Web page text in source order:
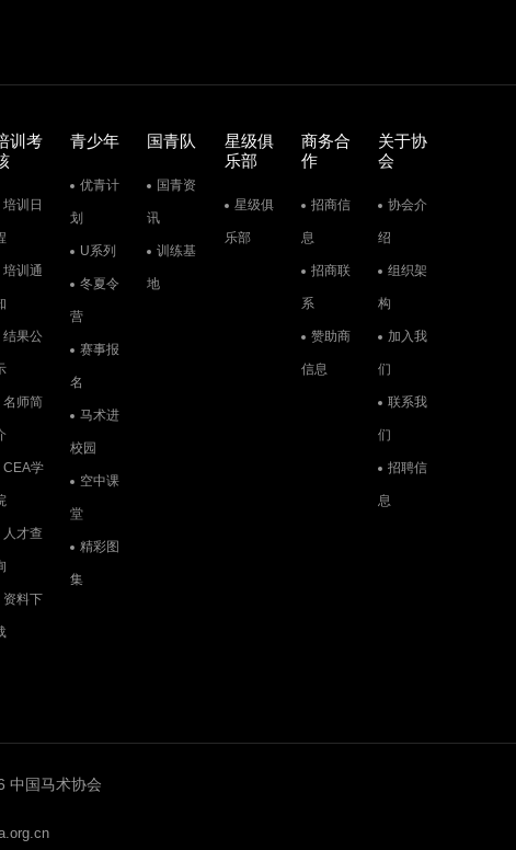
训考
培训日
培训通
结果公
名师简
CEA学
人才查
资料下
青少年
优青计
划
U系列
冬夏令
营
赛事报
名
马术进
校园
空中课
堂
精彩图
集
国青队
国青资
讯
训练基
地
星级俱
乐部
星级俱
乐部
商务合
作
招商信
息
招商联
系
赞助商
信息
关于协
会
协会介
绍
组织架
构
加入我
们
联系我
们
招聘信
息
中国马术协会